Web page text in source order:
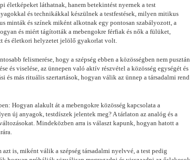
életképeket láthatnak, hanem betekintést nyernek a test
és technikákkal készülnek a testfestések, milyen mitikus
minták és színek miként alkotnak egy pontosan szabályozott, a
és miért tágították a mebengokre férfiak és nők a fülüket,
és életkori helyzetet jelölő gyakorlat volt.
felismerése, hogy a szépség ebben a közösségben nem pusztán
és viselése, az ünnepen való aktív részvétel a közösség egységét és
más rituális szertartások, hogyan válik az ünnep a társadalmi rend
Hogyan alakult át a mebengokre közösség kapcsolata a
új anyagok, testdíszek jelentek meg? A tárlaton az analóg és a
Mindeközben arra is választ kapunk, hogyan hatott a
is, miként válik a szépség társadalmi nyelvvé, a test pedig